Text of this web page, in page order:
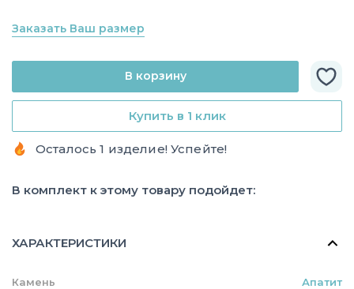
Заказать Ваш размер
Купить в 1 клик
В корзину
Осталось 1 изделие! Успейте!
В комплект к этому товару подойдет:
ХАРАКТЕРИСТИКИ
Камень Апатит